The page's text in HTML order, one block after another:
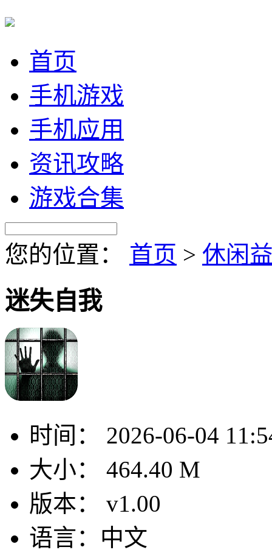
首页
手机游戏
手机应用
资讯攻略
游戏合集
您的位置： 首页 > 休闲
迷失自我
时间：
2026-06-04
大小：
464.40 M
版本：
v1.00
语言： 中文